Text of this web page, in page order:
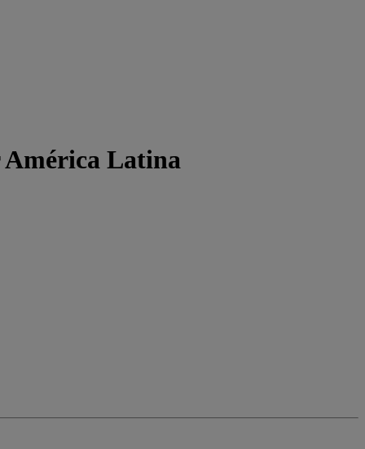
América Latina